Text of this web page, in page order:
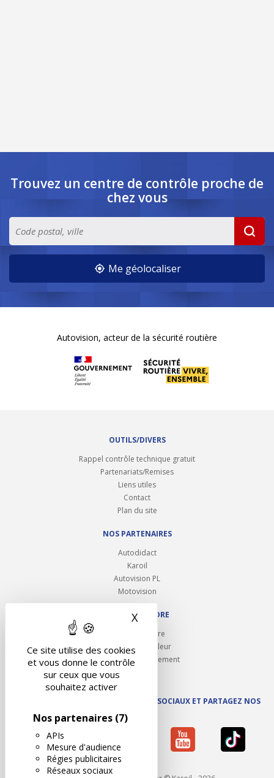
Ce site utilise des cookies
et vous donne le contrôle
sur ceux que vous
souhaitez activer
Nos partenaires (7)
APIs
Mesure d'audience
Régies publicitaires
Réseaux sociaux
X Masquer le bandeau des
Trouvez un centre de contrôle proche de
chez vous
Me géolocaliser
Autovision, acteur de la sécurité routière
OUTILS/DIVERS
Rappel contrôle technique gratuit
Partenariats/Remises
Liens utiles
Contact
Plan du site
NOS PARTENAIRES
Autodidact
Karoil
Autovision PL
Motovision
NOUS REJOINDRE
Ouvrir un centre
Devenez contrôleur
Carrières et recrutement
SUIVEZ AUTOVISION SUR LES RÉSEAUX SOCIAUX ET PARTAGEZ NOS
ACTUS